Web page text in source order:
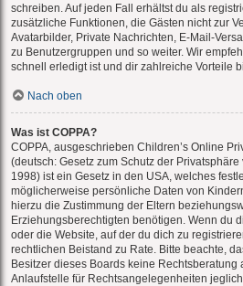
schreiben. Auf jeden Fall erhältst du als
zusätzliche Funktionen, die Gästen nicht zur
Avatarbilder, Private Nachrichten, E-Mail-
zu Benutzergruppen und so weiter. Wir
schnell erledigt ist und dir zahlreiche Vorteile
Nach oben
Was ist COPPA?
COPPA, ausgeschrieben Children’s Online
(deutsch: Gesetz zum Schutz der
1998) ist ein Gesetz in den USA, welches
möglicherweise persönliche Daten von
hierzu die Zustimmung der Eltern
Erziehungsberechtigten benötigen. Wenn du
oder die Website, auf der du dich zu
rechtlichen Beistand zu Rate. Bitte beachte,
Besitzer dieses Boards keine
Anlaufstelle für Rechtsangelegenheiten